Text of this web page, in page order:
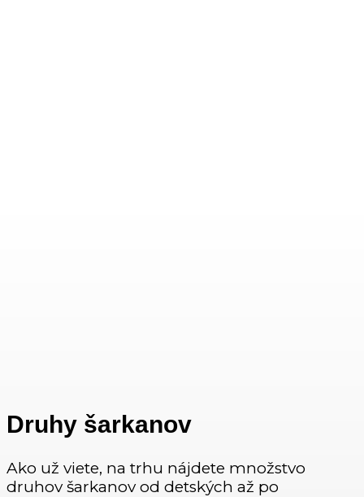
Druhy šarkanov
Ako už viete, na trhu nájdete množstvo
druhov šarkanov od detských až po